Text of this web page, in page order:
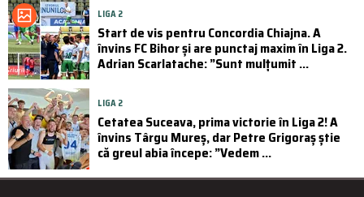
LIGA 2
Start de vis pentru Concordia Chiajna. A
învins FC Bihor și are punctaj maxim în Liga 2.
Adrian Scarlatache: ”Sunt mulțumit ...
LIGA 2
Cetatea Suceava, prima victorie în Liga 2! A
învins Târgu Mureș, dar Petre Grigoraș știe
că greul abia începe: ”Vedem ...